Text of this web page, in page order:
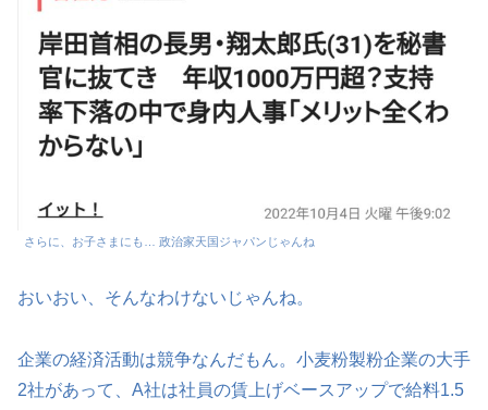
さらに、お子さまにも… 政治家天国ジャパンじゃんね
おいおい、そんなわけないじゃんね。
企業の経済活動は競争なんだもん。小麦粉製粉企業の大手
2社があって、A社は社員の賃上げベースアップで給料1.5